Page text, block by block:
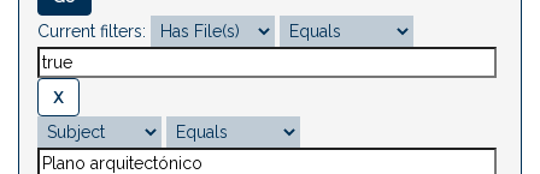
Current filters: